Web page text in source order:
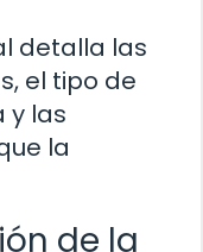
detalla las
el tipo de
y las
la
de la